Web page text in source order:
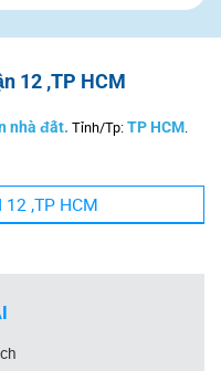
12 ,TP HCM
nhà đất. Tỉnh/Tp:TP HCM.
,TP HCM